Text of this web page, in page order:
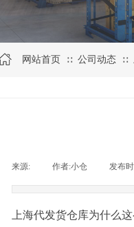
网站首页 ∷ 公司动态 ∷
来源: 作者:小仓 发布
上海代发货仓库为什么